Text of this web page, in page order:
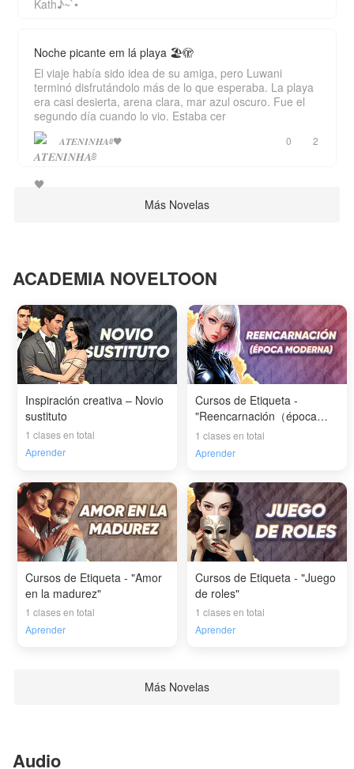
Noche picante em lá playa 🏖️🫣
El viaje había sido idea de su amiga, pero Luwani
terminó disfrutándolo más de lo que esperaba. La playa
era casi desierta, arena clara, mar azul oscuro. Fue el
segundo día cuando lo vio. Estaba cer
𝑨𝑻𝑬𝑵𝑰𝑵𝑯𝑨༅🖤 0 2
Más Novelas
ACADEMIA NOVELTOON
Inspiración creativa – Novio
sustituto
1 clases en total
Aprender
Cursos de Etiqueta -
"Reencarnación（época
moderna）"
1 clases en total
Aprender
Cursos de Etiqueta - "Amor
en la madurez"
1 clases en total
Aprender
Cursos de Etiqueta - "Juego
de roles"
1 clases en total
Aprender
Más Novelas
Audio